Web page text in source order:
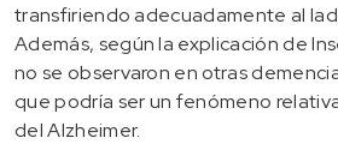
transfiriendo adecuadamente al
Además, según la explicación de
no se observaron en otras
que podría ser un fenómeno
del Alzheimer.